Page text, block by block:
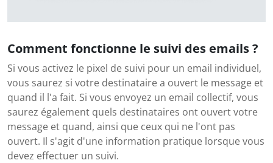
Comment fonctionne le suivi des emails ?
Si vous activez le pixel de suivi pour un email individuel,
vous saurez si votre destinataire a ouvert le message et
quand il l'a fait. Si vous envoyez un email collectif, vous
saurez également quels destinataires ont ouvert votre
message et quand, ainsi que ceux qui ne l'ont pas
ouvert. Il s'agit d'une information pratique lorsque vous
devez effectuer un suivi.